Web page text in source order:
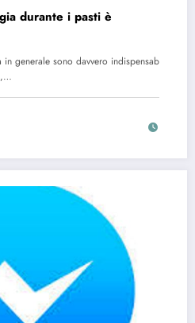
durante i pasti è
generale sono davvero indispensab